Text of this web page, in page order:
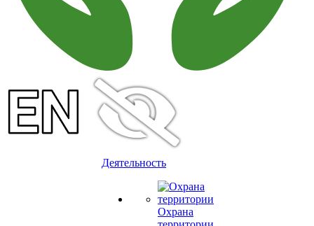
Деятельность
Охрана